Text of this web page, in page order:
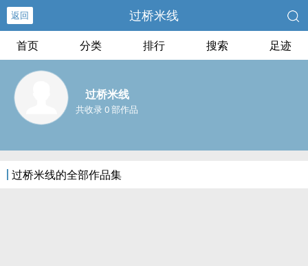
返回 过桥米线
首页 分类 排行 搜索 足迹
过桥米线
共收录 0 部作品
过桥米线的全部作品集